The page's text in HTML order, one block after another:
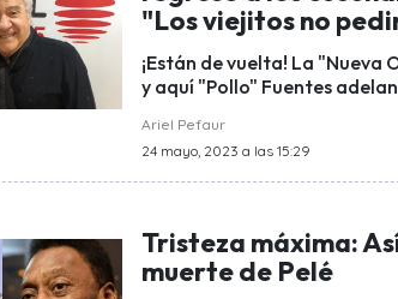
"Los viejitos no
¡Están de vuelta! La
y aquí "Pollo" Fuentes
Ariel Pefaur
24 mayo, 2023 a las 15:29
Tristeza máxima:
muerte de Pelé